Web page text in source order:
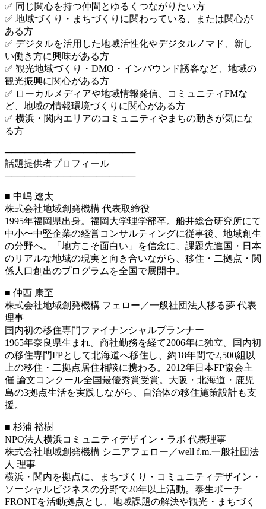
✅ 同じ関心を持つ仲間とゆるくつながりたい方
✅ 地域づくり・まちづくりに関わっている、または関心が
ある方
✅ デジタルを活用した地域活性化やデジタルノマド、新し
い働き方に興味がある方
✅ 観光地域づくり・DMO・インバウンド誘客など、地域の
観光振興に関心がある方
✅ ローカルメディアや地域情報発信、コミュニティFMな
ど、地域の情報環境づくりに関心がある方
✅ 横浜・関内エリアのコミュニティやまちの動きが気にな
る方
────────────────────
話題提供者プロフィール
────────────────────
■ 中嶋 遼太
株式会社地域創発機構 代表取締役
1995年福岡県出身。福岡大学理学部卒。船井総合研究所にて
中小〜中堅企業の経営コンサルティングに従事後、地域創生
の分野へ。「地方こそ面白い」を信念に、課題先進国・日本
のリアルな地域の現実と向き合いながら、移住・二拠点・関
係人口創出のプログラムを全国で展開中。
■ 仲西 康至
株式会社地域創発機構 フェロー／一般社団法人移る夢 代表
理事
国内初の移住専門ファイナンシャルプランナー
1965年奈良県生まれ。商社勤務を経て2006年に独立。国内初
の移住専門FPとして北海道へ移住し、約18年間で2,500組以
上の移住・二拠点居住相談に携わる。2012年日本FP協会主
催 論文コンクール全国最優秀賞受賞。大阪・北海道・鹿児
島の3拠点生活を実践しながら、自治体の移住施策設計も支
援。
■ 杉浦 裕樹
NPO法人横浜コミュニティデザイン・ラボ 代表理事
株式会社地域創発機構 シニアフェロー／well f.m.一般社団法
人 理事
横浜・関内を拠点に、まちづくり・コミュニティデザイン・
ソーシャルビジネスの分野で20年以上活動。泰生ポーチ
FRONTを活動拠点とし、地域課題の解決や観光・まちづく